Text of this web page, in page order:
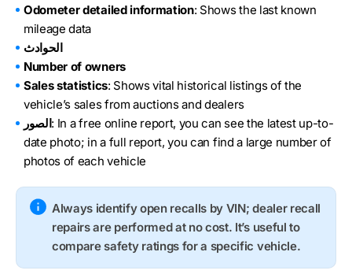
Odometer detailed information: Shows the last known
mileage data
الحوادث
Number of owners
Sales statistics: Shows vital historical listings of the
vehicle’s sales from auctions and dealers
الصور: In a free online report, you can see the latest up-to-
date photo; in a full report, you can find a large number of
photos of each vehicle
Always identify open recalls by VIN; dealer recall
repairs are performed at no cost. It’s useful to
compare safety ratings for a specific vehicle.